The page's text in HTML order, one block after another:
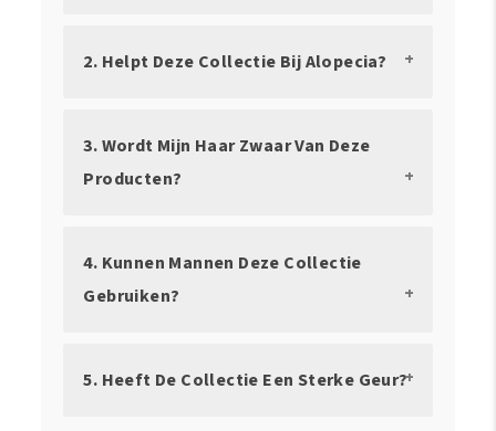
2. Helpt Deze Collectie Bij Alopecia?
3. Wordt Mijn Haar Zwaar Van Deze
Producten?
4. Kunnen Mannen Deze Collectie
Gebruiken?
5. Heeft De Collectie Een Sterke Geur?